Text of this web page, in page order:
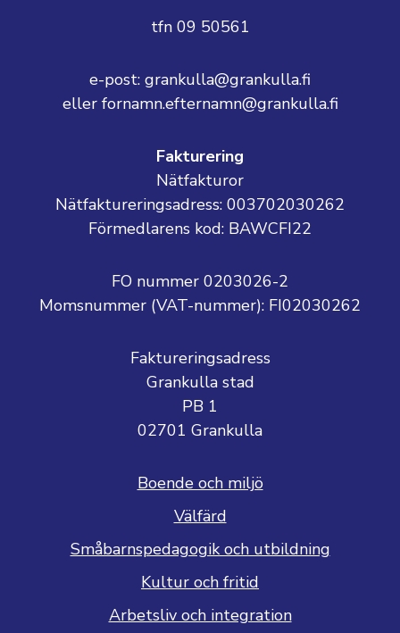
tfn 09 50561
e-post: grankulla@grankulla.fi
eller fornamn.efternamn@grankulla.fi
Fakturering
Nätfakturor
Nätfaktureringsadress: 003702030262
Förmedlarens kod: BAWCFI22
FO nummer 0203026-2
Momsnummer (VAT-nummer): FI02030262
Faktureringsadress
Grankulla stad
PB 1
02701 Grankulla
Boende och miljö
Välfärd
Småbarnspedagogik och utbildning
Kultur och fritid
Arbetsliv och integration